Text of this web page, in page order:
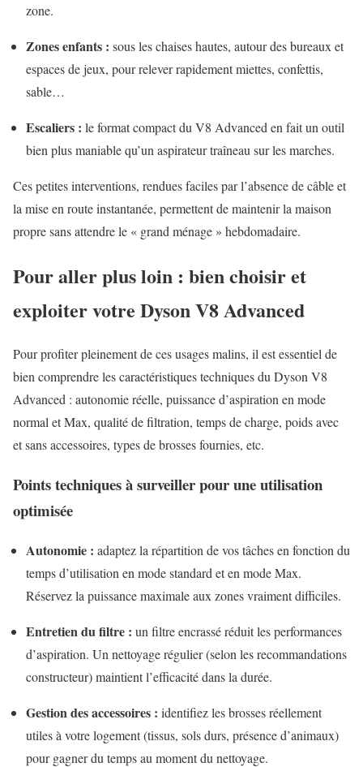
zone.
Zones enfants : sous les chaises hautes, autour des bureaux et
espaces de jeux, pour relever rapidement miettes, confettis,
sable…
Escaliers : le format compact du V8 Advanced en fait un outil
bien plus maniable qu’un aspirateur traîneau sur les marches.
Ces petites interventions, rendues faciles par l’absence de câble et
la mise en route instantanée, permettent de maintenir la maison
propre sans attendre le « grand ménage » hebdomadaire.
Pour aller plus loin : bien choisir et
exploiter votre Dyson V8 Advanced
Pour profiter pleinement de ces usages malins, il est essentiel de
bien comprendre les caractéristiques techniques du Dyson V8
Advanced : autonomie réelle, puissance d’aspiration en mode
normal et Max, qualité de filtration, temps de charge, poids avec
et sans accessoires, types de brosses fournies, etc.
Points techniques à surveiller pour une utilisation
optimisée
Autonomie : adaptez la répartition de vos tâches en fonction du
temps d’utilisation en mode standard et en mode Max.
Réservez la puissance maximale aux zones vraiment difficiles.
Entretien du filtre : un filtre encrassé réduit les performances
d’aspiration. Un nettoyage régulier (selon les recommandations
constructeur) maintient l’efficacité dans la durée.
Gestion des accessoires : identifiez les brosses réellement
utiles à votre logement (tissus, sols durs, présence d’animaux)
pour gagner du temps au moment du nettoyage.